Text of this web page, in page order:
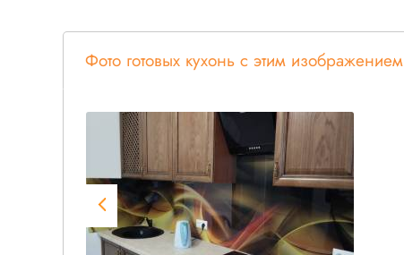
Фото готовых кухонь с этим изображением